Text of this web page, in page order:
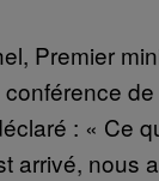
Premier
: « Ce
arrivé, nous